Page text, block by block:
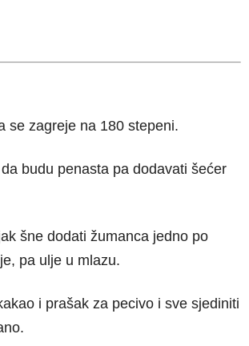
se zagreje na 180 stepeni.
budu penasta pa dodavati šećer
šne dodati žumanca jedno po
pa ulje u mlazu.
i prašak za pecivo i sve sjediniti